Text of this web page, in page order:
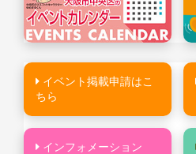
イベント掲載申請はこ
ちら
インフォメーション